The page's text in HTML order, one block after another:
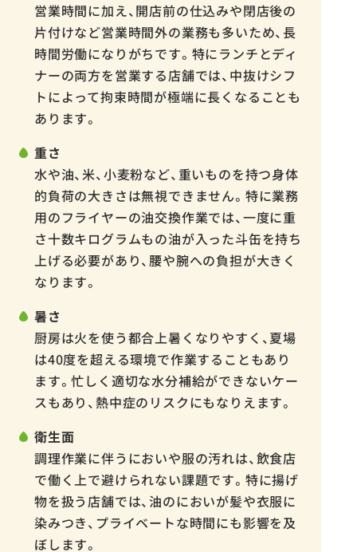
営業時間に加え、開店前の仕込みや閉店後の
片付けなど営業時間外の業務も多いため、長
時間労働になりがちです。特にランチとディ
ナーの両方を営業する店舗では、中抜けシフ
トによって拘束時間が極端に長くなることも
あります。
重さ
水や油、米、小麦粉など、重いものを持つ身体
的負荷の大きさは無視できません。特に業務
用のフライヤーの油交換作業では、一度に重
さ十数キログラムもの油が入った斗缶を持ち
上げる必要があり、腰や腕への負担が大きく
なります。
暑さ
厨房は火を使う都合上暑くなりやすく、夏場
は40度を超える環境で作業することもあり
ます。忙しく適切な水分補給ができないケー
スもあり、熱中症のリスクにもなりえます。
衛生面
調理作業に伴うにおいや服の汚れは、飲食店
で働く上で避けられない課題です。特に揚げ
物を扱う店舗では、油のにおいが髪や衣服に
染みつき、プライベートな時間にも影響を及
ぼします。